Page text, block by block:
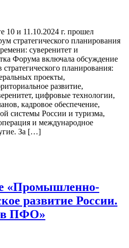
10 и 11.10.2024 г. прошел
стратегического планирования
суверенитет и
Форума включала обсуждение
планирования:
проекты,
развитие,
цифровые технологии,
кадровое обеспечение,
системы России и туризма,
и международное
За […]
«Промышленно-
развитие России.
ПФО»